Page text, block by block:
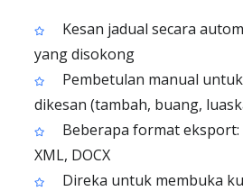
Kesan jadual secara
yang disokong
Pembetulan manual
dikesan (tambah, buang,
Beberapa format eksport:
XML, DOCX
Direka untuk membuka